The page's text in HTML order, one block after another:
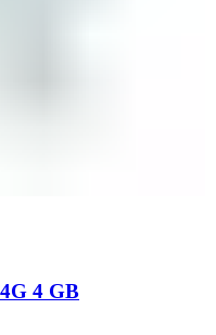
4 GB